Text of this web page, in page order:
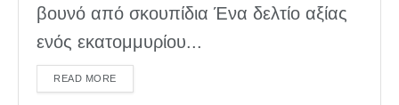
βουνό από σκουπίδια Ένα δελτίο αξίας
ενός εκατομμυρίου...
READ MOREDETAILS